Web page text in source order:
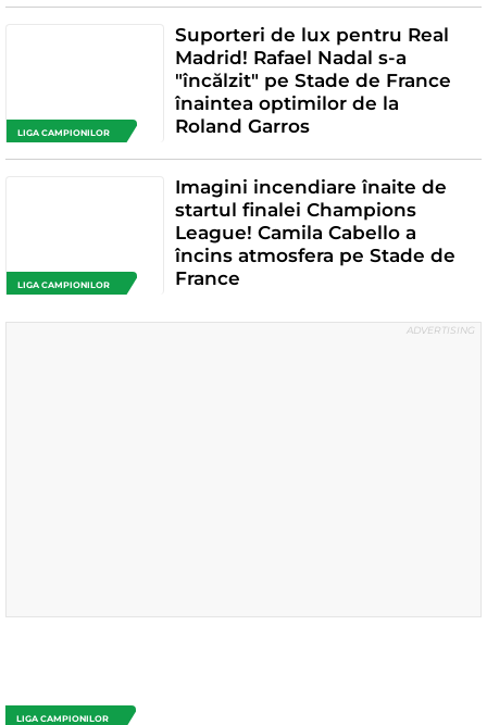
LIGA CAMPIONILOR
Suporteri de lux pentru Real
Madrid! Rafael Nadal s-a
"încălzit" pe Stade de France
înaintea optimilor de la
Roland Garros
LIGA CAMPIONILOR
Imagini incendiare înaite de
startul finalei Champions
League! Camila Cabello a
încins atmosfera pe Stade de
France
LIGA CAMPIONILOR